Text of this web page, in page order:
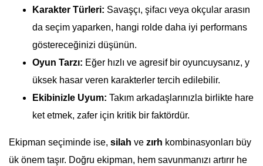
Karakter Türleri: Savaşçı, şifacı veya okçular arasın
da seçim yaparken, hangi rolde daha iyi performans
göstereceğinizi düşünün.
Oyun Tarzı: Eğer hızlı ve agresif bir oyuncuysanız, y
üksek hasar veren karakterler tercih edilebilir.
Ekibinizle Uyum: Takım arkadaşlarınızla birlikte hare
ket etmek, zafer için kritik bir faktördür.
Ekipman seçiminde ise, silah ve zırh kombinasyonları büy
ük önem taşır. Doğru ekipman, hem savunmanızı artırır he